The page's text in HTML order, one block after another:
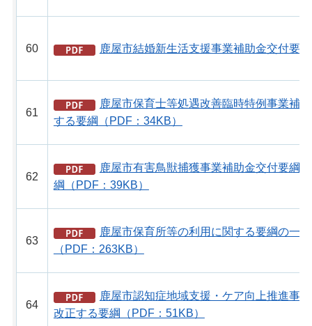
60 鹿屋市結婚新生活支援事業補助金交付要
61
鹿屋市保育士等処遇改善臨時特例事業補
する要綱（PDF：34KB）
62
鹿屋市有害鳥獣捕獲事業補助金交付要綱
綱（PDF：39KB）
63
鹿屋市保育所等の利用に関する要綱の一
（PDF：263KB）
64
鹿屋市認知症地域支援・ケア向上推進事
改正する要綱（PDF：51KB）